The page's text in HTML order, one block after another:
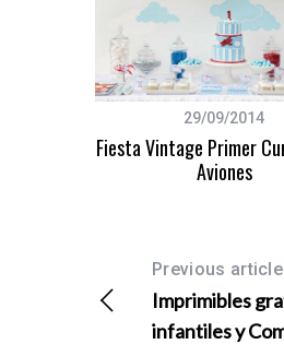
29/09/2014
Fiesta Vintage Primer
Aviones
Previous article
Imprimibles
infantiles y